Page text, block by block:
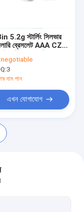
5.2g স্টার্লিং সিলভার
ব্রেসলেট AAA CZ
negotiable
3
দাম পান
এখন যোগাযোগ